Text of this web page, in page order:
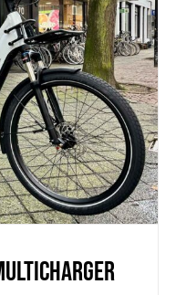
Multicharger
nieuws